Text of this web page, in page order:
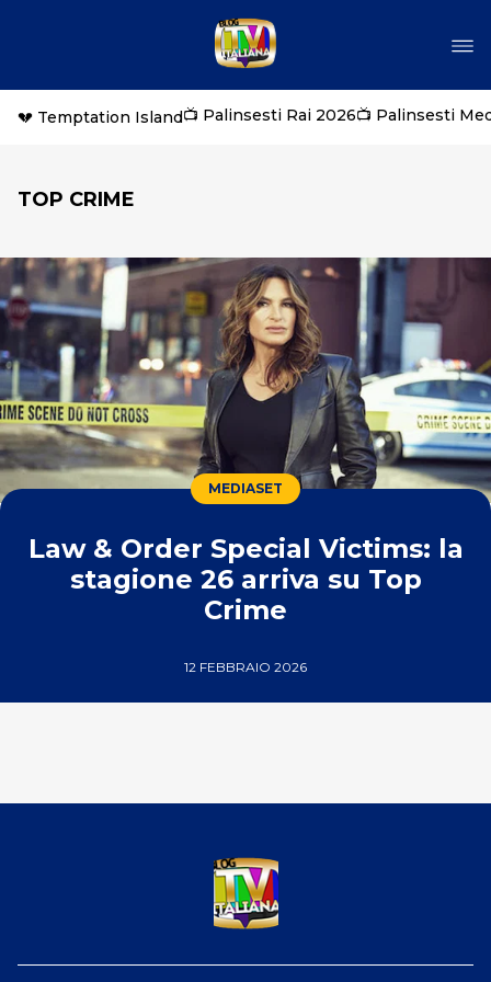
💔 Temptation Island📺 Palinsesti Rai 2026📺 Palinsesti
TOP CRIME
MEDIASET
Law & Order Special Victims: la
stagione 26 arriva su Top
Crime
12 FEBBRAIO 2026